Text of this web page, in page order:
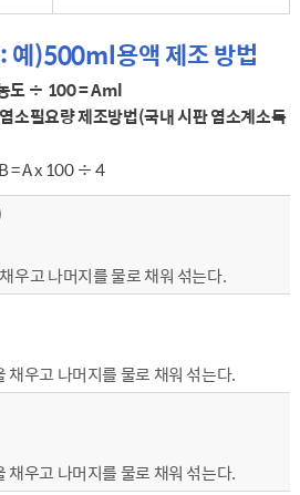
예)500ml용액 제조 방법
도 ÷ 100 = Aml
소필요량 제조방법(국내 시판 염소계소독
= A x 100 ÷ 4
우고 나머지를 물로 채워 섞는다.
우고 나머지를 물로 채워 섞는다.
우고 나머지를 물로 채워 섞는다.